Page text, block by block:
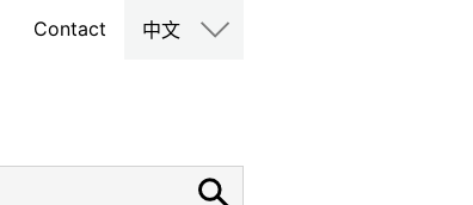
Contact 中文